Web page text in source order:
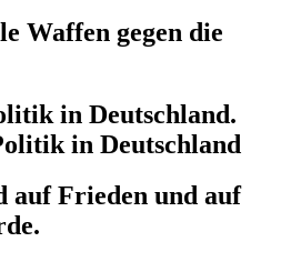
Waffen gegen die
in Deutschland.
in Deutschland
auf Frieden und auf